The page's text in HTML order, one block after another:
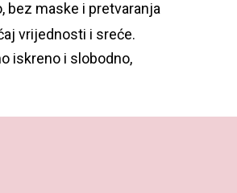
bez maske i pretvaranja
vrijednosti i sreće.
iskreno i slobodno,